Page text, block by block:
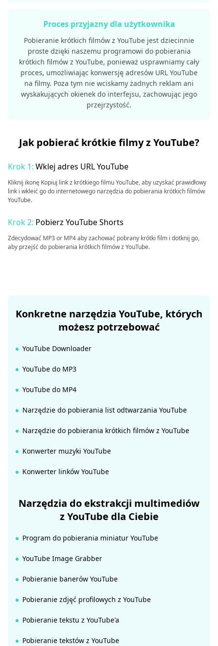
Proces przyjazny dla użytkownika
Pobieranie krótkich filmów z YouTube jest dziecinnie
proste dzięki naszemu programowi do pobierania
krótkich filmów z YouTube, ponieważ usprawniamy cały
proces, umożliwiając konwersję adresów URL YouTube
na filmy. Poza tym nie wciskamy żadnych reklam ani
wyskakujących okienek do interfejsu, zachowując jego
przejrzystość.
Jak pobierać krótkie filmy z YouTube?
Krok 1: Wklej adres URL YouTube
Kliknij ikonę Kopiuj link z krótkiego filmu YouTube, aby uzyskać prawidłowy
link i wkleić go do internetowego narzędzia do pobierania krótkich filmów
YouTube.
Krok 2: Pobierz YouTube Shorts
Zdecydować MP3 or MP4 aby zachować pobrany krótki film i dotknij go,
aby przejść do pobierania krótkich filmów z YouTube.
Konkretne narzędzia YouTube, których
możesz potrzebować
YouTube Downloader
YouTube do MP3
YouTube do MP4
Narzędzie do pobierania list odtwarzania YouTube
Narzędzie do pobierania krótkich filmów z YouTube
Konwerter muzyki YouTube
Konwerter linków YouTube
Narzędzia do ekstrakcji multimediów
z YouTube dla Ciebie
Program do pobierania miniatur YouTube
YouTube Image Grabber
Pobieranie banerów YouTube
Pobieranie zdjęć profilowych z YouTube
Pobieranie tekstu z YouTube'a
Pobieranie tekstów z YouTube